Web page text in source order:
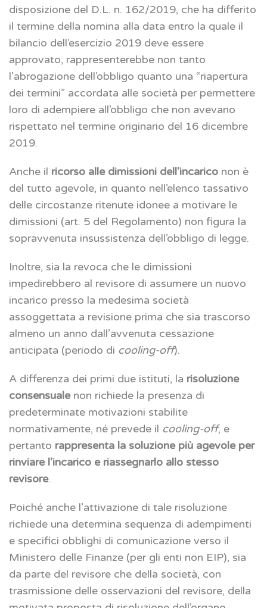
disposizione del D.L. n. 162/2019, che ha differito
il termine della nomina alla data entro la quale il
bilancio dell’esercizio 2019 deve essere
approvato, rappresenterebbe non tanto
l’abrogazione dell’obbligo quanto una “riapertura
dei termini” accordata alle società per permettere
loro di adempiere all’obbligo che non avevano
rispettato nel termine originario del 16 dicembre
2019.
Anche il ricorso alle dimissioni dell’incarico non è
del tutto agevole, in quanto nell’elenco tassativo
delle circostanze ritenute idonee a motivare le
dimissioni (art. 5 del Regolamento) non figura la
sopravvenuta insussistenza dell’obbligo di legge.
Inoltre, sia la revoca che le dimissioni
impedirebbero al revisore di assumere un nuovo
incarico presso la medesima società
assoggettata a revisione prima che sia trascorso
almeno un anno dall’avvenuta cessazione
anticipata (periodo di cooling-off).
A differenza dei primi due istituti, la risoluzione
consensualenon richiede la presenza di
predeterminate motivazioni stabilite
normativamente, né prevede il cooling-off, e
pertanto rappresenta la soluzione più agevole per
rinviare l’incarico e riassegnarlo allo stesso
revisore.
Poiché anche l’attivazione di tale risoluzione
richiede una determina sequenza di adempimenti
e specifici obblighi di comunicazione verso il
Ministero delle Finanze (per gli enti non EIP), sia
da parte del revisore che della società, con
trasmissione delle osservazioni del revisore, della